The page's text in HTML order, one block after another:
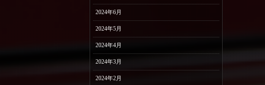
2024年6月
2024年5月
2024年4月
2024年3月
2024年2月